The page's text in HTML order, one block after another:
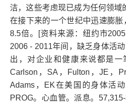
洁，这些考虑现已成为任何领域
在接下来的一个世纪中迅速膨
8.5倍。[资料来源：纽约市
2006 - 2011年间，缺乏身体活
出，对企业和健康来说都是一
Carlson，SA，Fulton，JE，
Adams，EK在美国的身体活
PROG。心血管。派息。